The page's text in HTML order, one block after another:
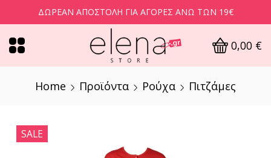
ΔΩΡΕΆΝ ΑΠΟΣΤΟΛΉ ΓΙΑ ΑΓΟΡΈΣ ΆΝΩ ΤΩΝ 19€
0,00 €
Home Προϊόντα Ρούχα Πιτζάμες
SALE